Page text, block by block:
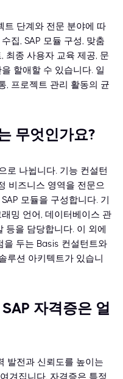
트 단계와 전문 분야에 따
집, SAP 모듈 구성, 맞춤
최종 사용자 교육 제공, 문
할애할 수 있습니다. 일
, 프로젝트 관리 활동의 균
무엇인가요?
로 나뉩니다. 기능 컨설턴
비즈니스 영역을 전문으
모듈을 구성합니다. 기
밍 언어, 데이터베이스 관
등을 담당합니다. 이 외에
을 두는 Basis 컨설턴트와
루션 아키텍트가 있습니
자격증은 얼
발전과 신뢰도를 높이는
겨집니다. 자격증은 특정